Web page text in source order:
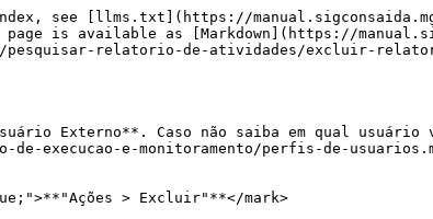
see [llms.txt](https://
page is available as [Markdown](https://
relatorio-de-atividades/excluir-
Externo**. Caso não saiba em qual
de-execucao-e-monitoramento/perfis-de-
> Excluir"**</mark>